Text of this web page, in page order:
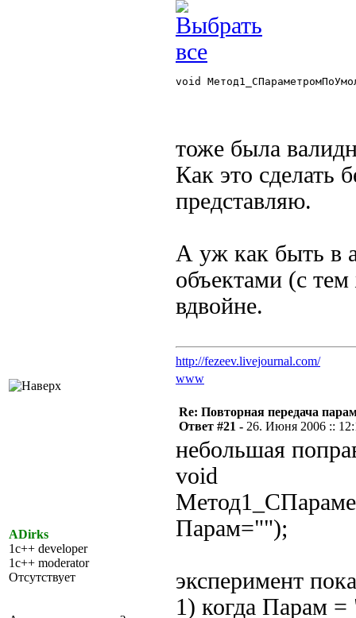
void
тоже была
Как это сделать
представляю.
А уж как быть в
объектами (с
вдвойне.
http://fezeev.livejournal.com/
www
ADirks
1c++ developer
1c++ moderator
Отсутствует
Re: Повторная передача
Ответ #21 - 26. Июня 2006 ::
небольшая
void
Парам="");
эксперимент
1) когда Парам